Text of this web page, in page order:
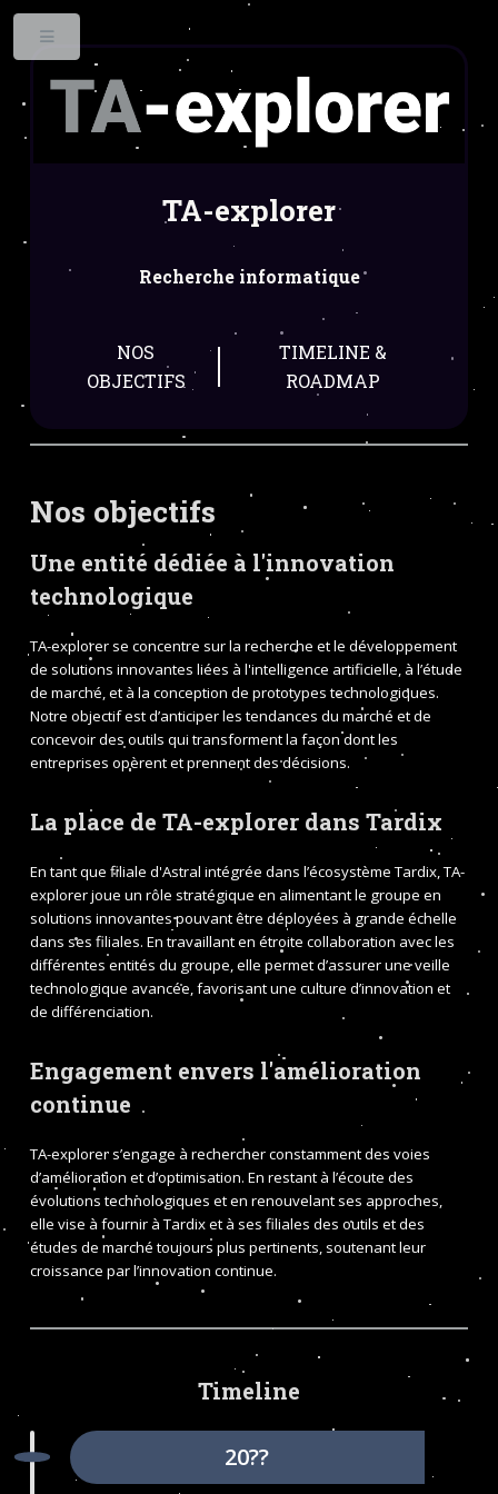
TA-explorer
Recherche informatique
NOS
OBJECTIFS
TIMELINE &
ROADMAP
Nos objectifs
Une entité dédiée à l'innovation
technologique
TA-explorer se concentre sur la recherche et le développement
de solutions innovantes liées à l'intelligence artificielle, à l’étude
de marché, et à la conception de prototypes technologiques.
Notre objectif est d’anticiper les tendances du marché et de
concevoir des outils qui transforment la façon dont les
entreprises opèrent et prennent des décisions.
La place de TA-explorer dans Tardix
En tant que filiale d'Astral intégrée dans l’écosystème Tardix, TA-
explorer joue un rôle stratégique en alimentant le groupe en
solutions innovantes pouvant être déployées à grande échelle
dans ses filiales. En travaillant en étroite collaboration avec les
différentes entités du groupe, elle permet d’assurer une veille
technologique avancée, favorisant une culture d’innovation et
de différenciation.
Engagement envers l'amélioration
continue
TA-explorer s’engage à rechercher constamment des voies
d’amélioration et d’optimisation. En restant à l’écoute des
évolutions technologiques et en renouvelant ses approches,
elle vise à fournir à Tardix et à ses filiales des outils et des
études de marché toujours plus pertinents, soutenant leur
croissance par l’innovation continue.
Timeline
20??